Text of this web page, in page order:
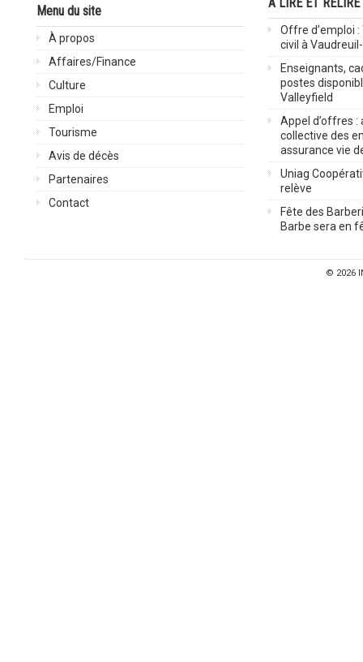
Menu du site
À propos
Affaires/Finance
Culture
Emploi
Tourisme
Avis de décès
Partenaires
Contact
Offre d’emploi
civil à
Enseignants,
postes
Valleyfield
Appel d’offres :
collective des
assurance vie
Uniag
relève
Fête des
Barbe sera en
© 2026